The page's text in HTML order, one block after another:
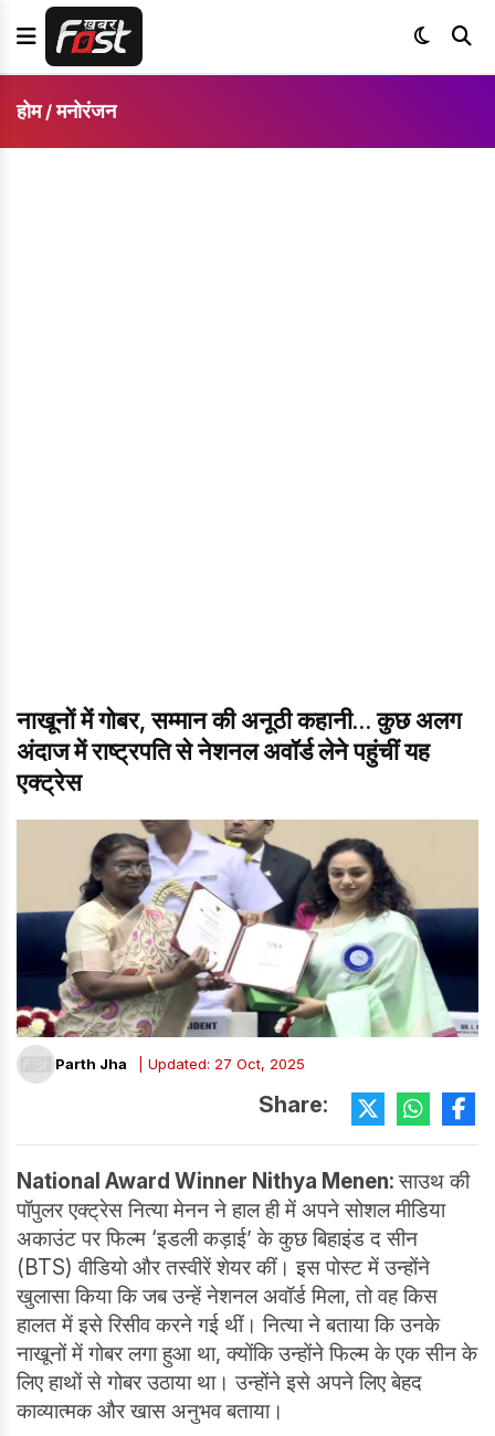
होम/ मनोरंजन
नाखूनों में गोबर, सम्मान की अनूठी कहानी… कुछ अलग
अंदाज में राष्ट्रपति से नेशनल अवॉर्ड लेने पहुंचीं यह
एक्ट्रेस
Parth Jha | Updated: 27 Oct, 2025
Share:
National Award Winner Nithya Menen:साउथ की
पॉपुलर एक्ट्रेस नित्या मेनन ने हाल ही में अपने सोशल मीडिया
अकाउंट पर फिल्म ‘इडली कड़ाई’ के कुछ बिहाइंड द सीन
(BTS) वीडियो और तस्वीरें शेयर कीं। इस पोस्ट में उन्होंने
खुलासा किया कि जब उन्हें नेशनल अवॉर्ड मिला, तो वह किस
हालत में इसे रिसीव करने गई थीं। नित्या ने बताया कि उनके
नाखूनों में गोबर लगा हुआ था, क्योंकि उन्होंने फिल्म के एक सीन के
लिए हाथों से गोबर उठाया था। उन्होंने इसे अपने लिए बेहद
काव्यात्मक और खास अनुभव बताया।